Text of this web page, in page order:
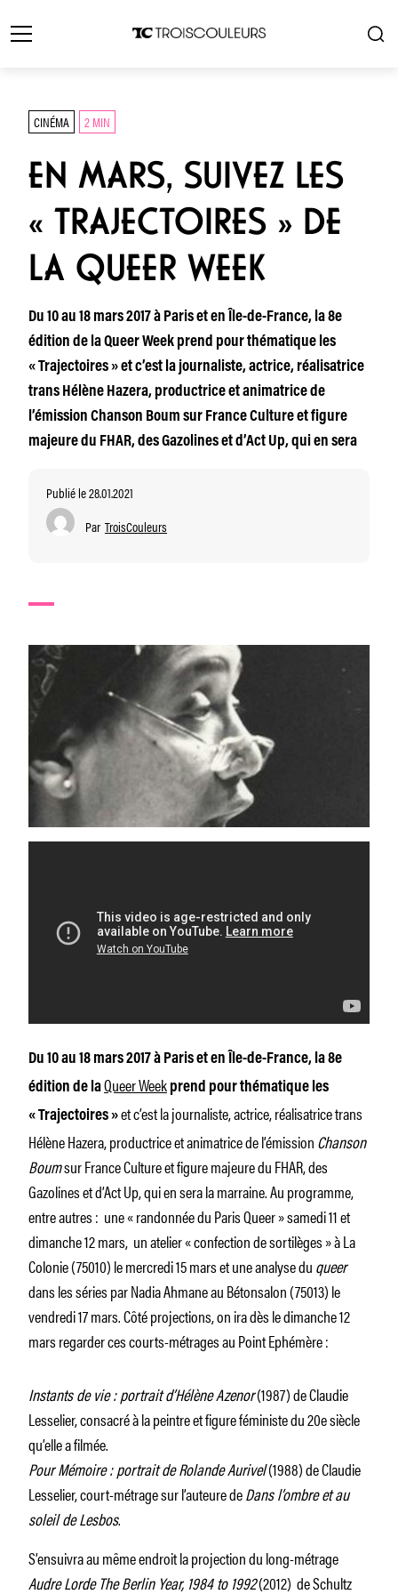
CINÉMA 2 MIN
EN MARS, SUIVEZ LES
« TRAJECTOIRES » DE
LA QUEER WEEK
Du 10 au 18 mars 2017 à Paris et en Île-de-France, la 8e
édition de la Queer Week prend pour thématique les
« Trajectoires » et c’est la journaliste, actrice, réalisatrice
trans Hélène Hazera, productrice et animatrice de
l’émission Chanson Boum sur France Culture et figure
majeure du FHAR, des Gazolines et d’Act Up, qui en sera
Publié le 28.01.2021
Par TroisCouleurs
Du 10 au 18 mars 2017 à Paris et en Île-de-France, la 8e
édition de laQueer Week prend pour thématique les
« Trajectoires »et c’est la journaliste, actrice, réalisatrice trans
Hélène Hazera, productrice et animatrice de l’émissionChanson
Boumsur France Culture et figure majeure du FHAR, des
Gazolines et d’Act Up, qui en sera la marraine. Au programme,
entre autres : une « randonnée du Paris Queer » samedi 11 et
dimanche 12 mars, un atelier « confection de sortilèges » à La
Colonie (75010) le mercredi 15 mars et une analyse duqueer
dans les séries par Nadia Ahmane au Bétonsalon (75013) le
vendredi 17 mars. Côté projections, on ira dès le dimanche 12
mars regarder ces courts-métrages au Point Ephémère :
Instants de vie : portrait d’Hélène Azenor(1987) de Claudie
Lesselier, consacré à la peintre et figure féministe du 20e siècle
qu’elle a filmée.
Pour Mémoire : portrait de Rolande Aurivel(1988) de Claudie
Lesselier, court-métrage sur l’auteure deDans l’ombre et au
soleil de Lesbos.
S’ensuivra au même endroit la projection du long-métrage
Audre Lorde The Berlin Year, 1984 to 1992(2012) de Schultz